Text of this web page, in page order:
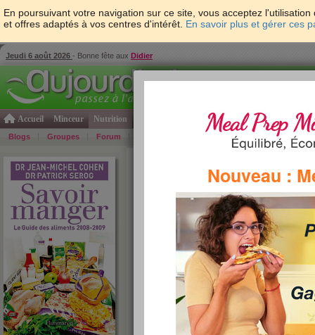
En poursuivant votre navigation sur ce site, vous acceptez
et offres adaptés à vos centres d'intérêt. En savoir plus et gérer ces
Jeudi 6 août 2026 - Bonne fête aux Didier
Accueil Minceur Nutrition Psycho & tests Forme & santé
Blogs Groupes Forum Bons Plans
plats cuisinés de A à Z
Aujourdhui.com a regroupé tous les plats cuisinés
Patrick Sérog. Vous les trouverez ici classés par
lettres pour consulter les informations
Nouveau :